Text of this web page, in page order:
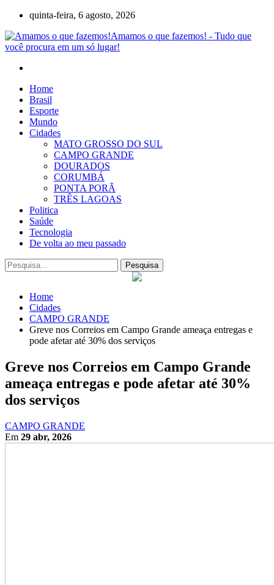
quinta-feira, 6 agosto, 2026
Amamos o que fazemos! - Tudo que
você procura em um só lugar!
Home
Brasil
Esporte
Mundo
Cidades
MATO GROSSO DO SUL
CAMPO GRANDE
DOURADOS
CORUMBÁ
PONTA PORÃ
TRÊS LAGOAS
Politica
Saúde
Tecnologia
De volta ao meu passado
Home
Cidades
CAMPO GRANDE
Greve nos Correios em Campo Grande ameaça entregas e
pode afetar até 30% dos serviços
Greve nos Correios em Campo Grande
ameaça entregas e pode afetar até 30%
dos serviços
CAMPO GRANDE
Em 29 abr, 2026